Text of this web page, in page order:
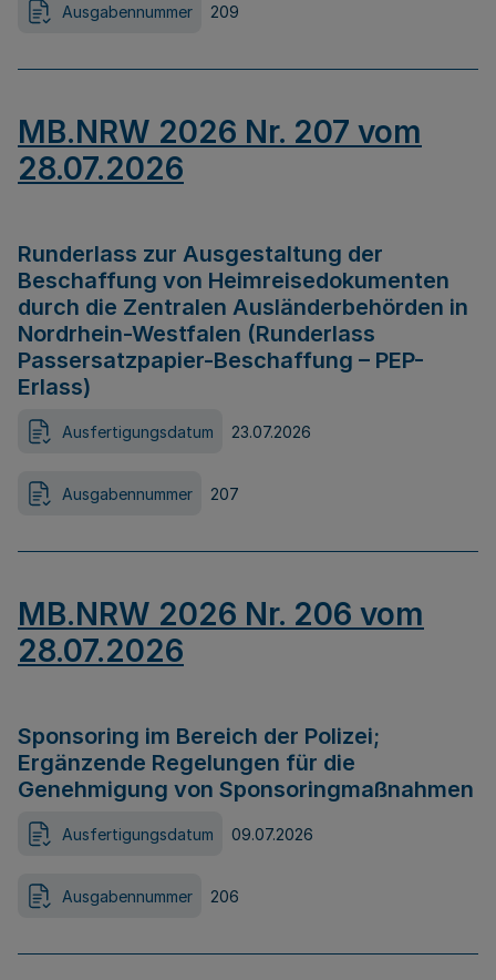
Ausgabennummer 209
MB.NRW 2026 Nr. 207 vom
28.07.2026
Runderlass zur Ausgestaltung der
Beschaffung von Heimreisedokumenten
durch die Zentralen Ausländerbehörden in
Nordrhein-Westfalen (Runderlass
Passersatzpapier-Beschaffung – PEP-
Erlass)
Ausfertigungsdatum 23.07.2026
Ausgabennummer 207
MB.NRW 2026 Nr. 206 vom
28.07.2026
Sponsoring im Bereich der Polizei;
Ergänzende Regelungen für die
Genehmigung von Sponsoringmaßnahmen
Ausfertigungsdatum 09.07.2026
Ausgabennummer 206